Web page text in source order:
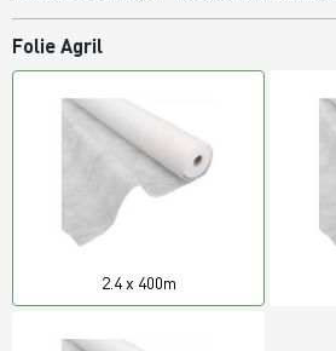
Folie Agril
2.4 x 400m